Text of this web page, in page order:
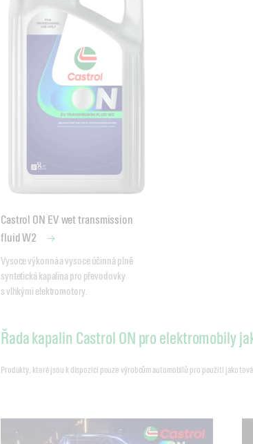
Castrol ON EV wet transmission
fluid W2
Vysoce výkonná a vysoce účinná plně
syntetická kapalina pro převodovky
s vlhkými elektromotory.
Řada kapalin Castrol ON pro elektromobily
Produkty, které jsou k dispozici pouze výrobcům automobilů pro použití jako